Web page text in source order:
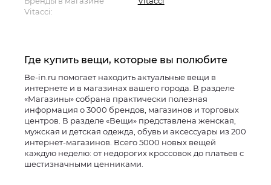
Vitacci:
Где купить вещи, которые вы полюбите
Be-in.ru помогает находить актуальные вещи в
интернете и в магазинах вашего города. В разделе
«Магазины» собрана практически полезная
информация о 3000 брендов, магазинов и торговых
центров. В разделе «Вещи» представлена женская,
мужская и детская одежда, обувь и аксессуары из 200
интернет-магазинов. Всего 5000 новых вещей
каждую неделю: от недорогих кроссовок до платьев с
шестизначными ценниками.